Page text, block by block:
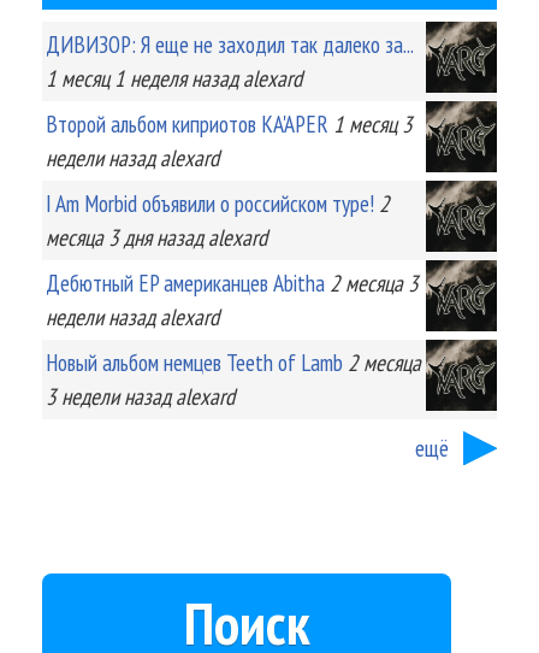
ДИВИЗОР: Я еще не заходил так далеко за...
1 месяц 1 неделяназад alexard
Второй альбом киприотов KA'APER 1 месяц 3
неделиназад alexard
I Am Morbid объявили о российском туре! 2
месяца 3 дняназад alexard
Дебютный EP американцев Abitha 2 месяца 3
неделиназад alexard
Новый альбом немцев Teeth of Lamb 2 месяца
3 неделиназад alexard
ещё
Поиск